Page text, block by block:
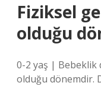
Fiziksel
olduğu
0-2 yaş | Bebeklik
olduğu dönemdir.